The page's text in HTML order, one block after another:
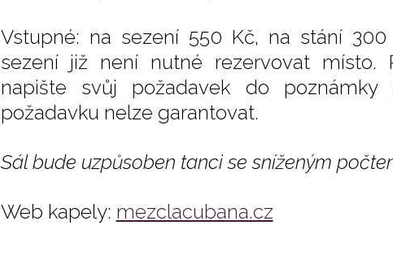
Vstupné: na sezení 550 Kč, na stání
sezení již není nutné rezervovat místo.
napište svůj požadavek do poznámky
požadavku nelze garantovat.
Sál bude uzpůsoben tanci se sníženým
Web kapely: mezclacubana.cz